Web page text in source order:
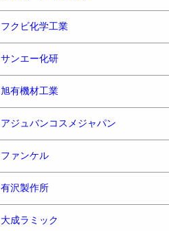
フクビ化学工業
サンエー化研
旭有機材工業
アジュバンコスメジャパン
ファンケル
有沢製作所
大成ラミック